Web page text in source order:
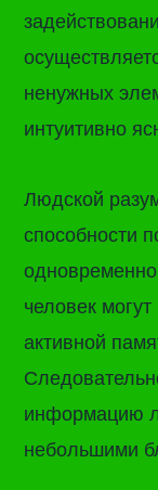
ненужных
интуитивно
Людской
способности
человек
активной
информацию
небольшими